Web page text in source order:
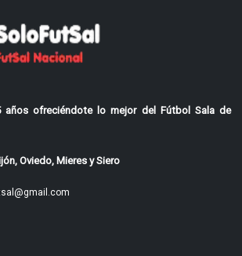
años ofreciéndote lo mejor del Fútbol Sala de
Oviedo, Mieres y Siero